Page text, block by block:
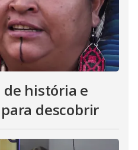
de história e
descobrir